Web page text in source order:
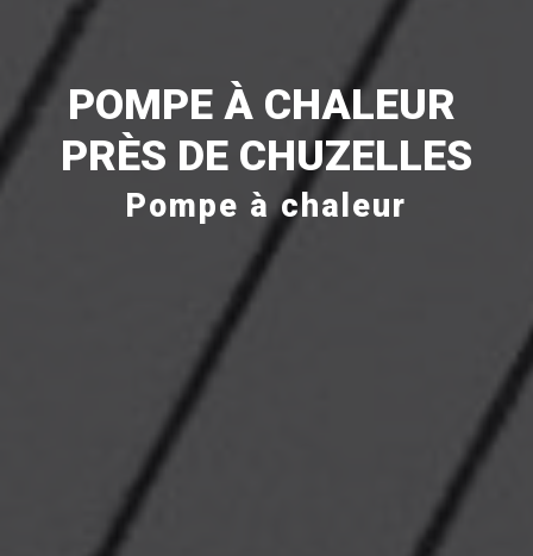
POMPE À CHALEUR
PRÈS DE CHUZELLES
Pompe à chaleur